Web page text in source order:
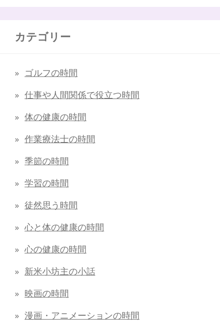
カテゴリー
ゴルフの時間
仕事や人間関係で役立つ時間
体の健康の時間
作業療法士の時間
季節の時間
学習の時間
徒然思う時間
心と体の健康の時間
心の健康の時間
新米小坊主の小話
映画の時間
漫画・アニメーションの時間